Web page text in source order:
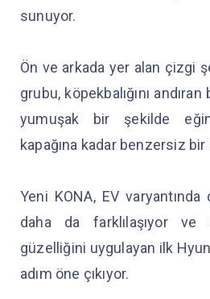
sunuyor.
Ön ve arkada yer alan çizgi
grubu, köpekbalığını
yumuşak bir şekilde
kapağına kadar benzersiz
Yeni KONA, EV
daha da farklılaşıyor ve
güzelliğini uygulayan ilk
adım öne çıkıyor.